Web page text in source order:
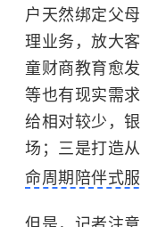
户天然绑定父
理业务，放大
童财商教育愈
等也有现实需
给相对较少，
场；三是打造
命周期陪伴式